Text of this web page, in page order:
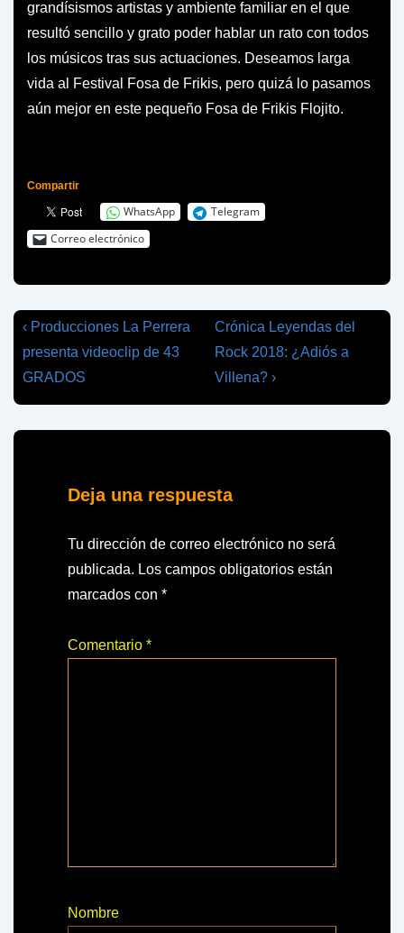
grandísismos artistas y ambiente familiar en el que
resultó sencillo y grato poder hablar un rato con todos
los músicos tras sus actuaciones. Deseamos larga
vida al Festival Fosa de Frikis, pero quizá lo pasamos
aún mejor en este pequeño Fosa de Frikis Flojito.
Compartir
WhatsApp
Telegram
Correo electrónico
Navegación
de
entradas
La
entrada
anterior
es
‹ Producciones La Perrera
presenta videoclip de 43
GRADOS
La
entrada
siguiente
es
Crónica Leyendas del
Rock 2018: ¿Adiós a
Villena? ›
Deja una respuesta
Tu dirección de correo electrónico no será
publicada. Los campos obligatorios están
marcados con *
Comentario *
Nombre